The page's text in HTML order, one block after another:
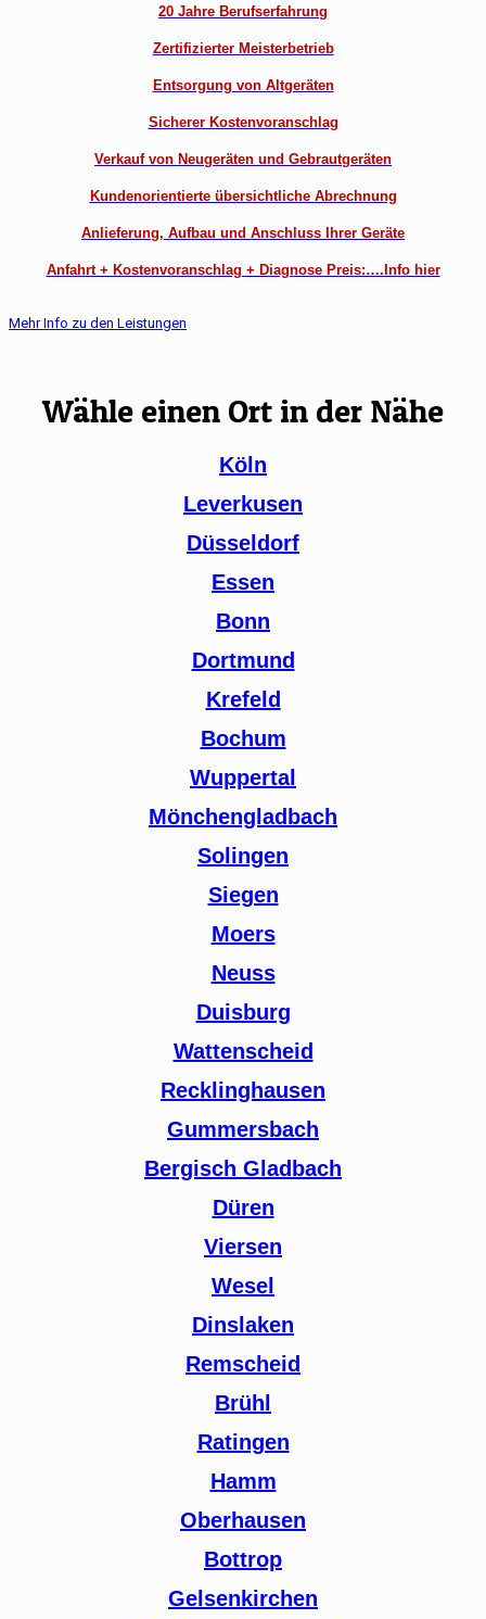
20 Jahre Berufserfahrung
Zertifizierter Meisterbetrieb
Entsorgung von Altgeräten
Sicherer Kostenvoranschlag
Verkauf von Neugeräten und Gebrautgeräten
Kundenorientierte übersichtliche Abrechnung
Anlieferung, Aufbau und Anschluss Ihrer Geräte
Anfahrt + Kostenvoranschlag + Diagnose Preis:….Info hier
Mehr Info zu den Leistungen
Wähle einen Ort in der Nähe
Köln
Leverkusen
Düsseldorf
Essen
Bonn
Dortmund
Krefeld
Bochum
Wuppertal
Mönchengladbach
Solingen
Siegen
Moers
Neuss
Duisburg
Wattenscheid
Recklinghausen
Gummersbach
Bergisch Gladbach
Düren
Viersen
Wesel
Dinslaken
Remscheid
Brühl
Ratingen
Hamm
Oberhausen
Bottrop
Gelsenkirchen